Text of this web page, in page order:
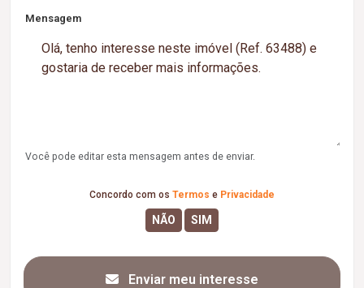
Mensagem
Você pode editar esta mensagem antes de enviar.
Concordo com os Termos e Privacidade
Enviar meu interesse